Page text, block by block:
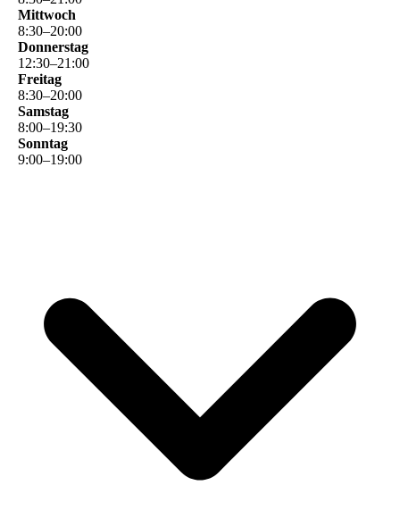
Mittwoch
8:30–20:00
Donnerstag
12:30–21 :00
Freitag
8:30–20:00
Samstag
8:00–19:30
Sonntag
9:00–19:00